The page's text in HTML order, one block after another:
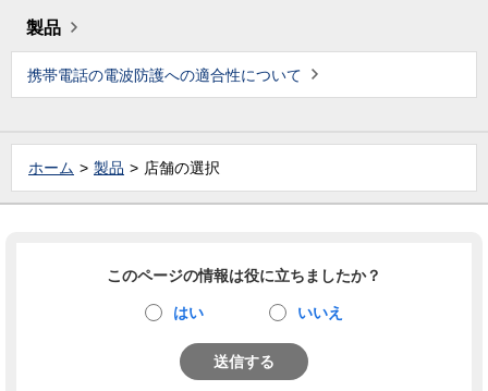
製品
携帯電話の電波防護への適合性について
ホーム 製品 店舗の選択
このページの情報は役に立ちましたか？
はい いいえ
送信する